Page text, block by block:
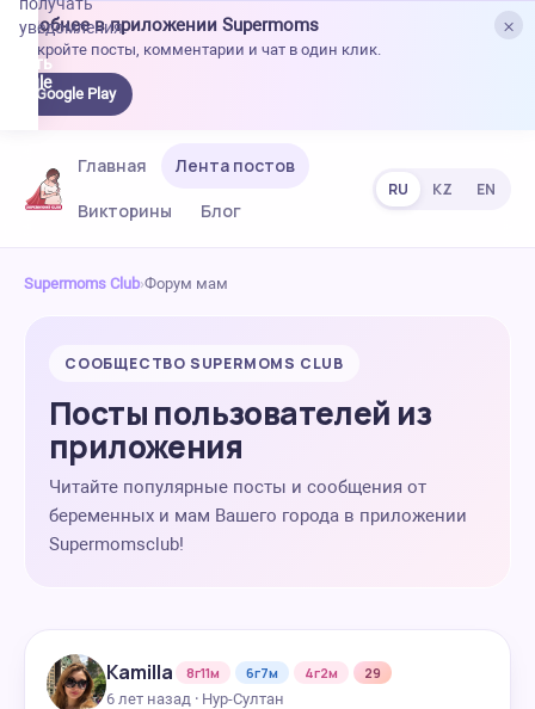
×
Удобнее в приложении Supermoms
Откройте посты, комментарии и чат в один клик.
Google Play
уведомления.
Главная
Лента постов
Викторины
Блог
RU KZ EN
Supermoms Club›Форум мам
СООБЩЕСТВО SUPERMOMS CLUB
Посты пользователей из
приложения
Читайте популярные посты и сообщения от
беременных и мам Вашего города в приложении
Supermomsclub!
Kamilla 8г11м 6г7м 4г2м
29
6 лет назад · Нур-Султан